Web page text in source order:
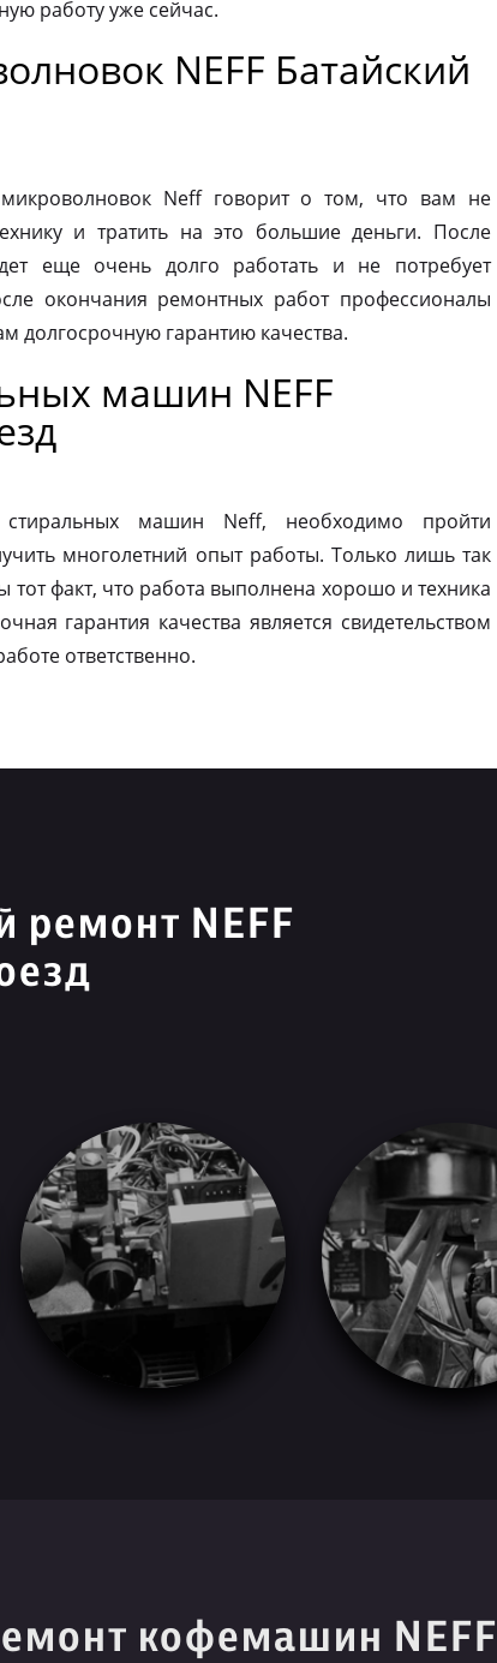
работу уже сейчас.
NEFF Батайский
Neff говорит о том, что вам не
и тратить на это большие деньги. После
еще очень долго работать и не потребует
окончания ремонтных работ профессионалы
долгосрочную гарантию качества.
машин NEFF
машин Neff, необходимо пройти
многолетний опыт работы. Только лишь так
тот факт, что работа выполнена хорошо и техника
гарантия качества является свидетельством
ответственно.
ремонт NEFF
кофемашин NEFF